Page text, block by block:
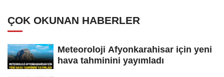
ÇOK OKUNAN HABERLER
Meteoroloji Afyonkarahisar için yeni
hava tahminini yayımladı